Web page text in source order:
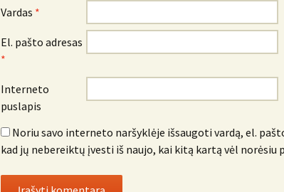
Vardas *
El. pašto adresas
*
Interneto
puslapis
Noriu savo interneto naršyklėje išsaugoti vardą, el.
kad jų nebereiktų įvesti iš naujo, kai kitą kartą vėl norėsiu